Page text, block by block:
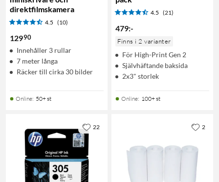
direktfilmskamera
4.5 (10)
12990
Innehåller 3 rullar
7 meter långa
Räcker till cirka 30 bilder
Online: 50+ st
4.5 (21)
479:-
Finns i 2 varianter
För High-Print Gen 2
Självhäftande baksida
2x3" storlek
Online: 100+ st
22 2